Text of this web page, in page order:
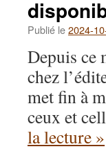
Publié le2024-
Depuis ce
chez
met fin à
ceux et
la lecture »